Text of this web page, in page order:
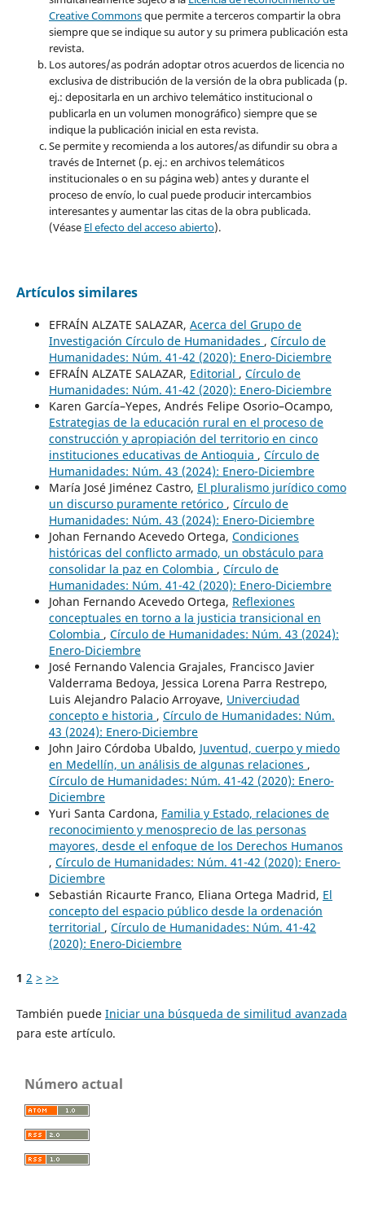
Creative Commonsque permite a terceros compartir la obra
siempre que se indique su autor y su primera publicación esta
revista.
Los autores/as podrán adoptar otros acuerdos de licencia no
exclusiva de distribución de la versión de la obra publicada (p.
ej.: depositarla en un archivo telemático institucional o
publicarla en un volumen monográfico) siempre que se
indique la publicación inicial en esta revista.
Se permite y recomienda a los autores/as difundir su obra a
través de Internet (p. ej.: en archivos telemáticos
institucionales o en su página web) antes y durante el
proceso de envío, lo cual puede producir intercambios
interesantes y aumentar las citas de la obra publicada.
(Véase El efecto del acceso abierto).
Artículos similares
EFRAÍN ALZATE SALAZAR, Acerca del Grupo de
Investigación Círculo de Humanidades , Círculo de
Humanidades: Núm. 41-42 (2020): Enero-Diciembre
EFRAÍN ALZATE SALAZAR, Editorial , Círculo de
Humanidades: Núm. 41-42 (2020): Enero-Diciembre
Karen García–Yepes, Andrés Felipe Osorio–Ocampo,
Estrategias de la educación rural en el proceso de
construcción y apropiación del territorio en cinco
instituciones educativas de Antioquia , Círculo de
Humanidades: Núm. 43 (2024): Enero-Diciembre
María José Jiménez Castro, El pluralismo jurídico como
un discurso puramente retórico , Círculo de
Humanidades: Núm. 43 (2024): Enero-Diciembre
Johan Fernando Acevedo Ortega, Condiciones
históricas del conflicto armado, un obstáculo para
consolidar la paz en Colombia , Círculo de
Humanidades: Núm. 41-42 (2020): Enero-Diciembre
Johan Fernando Acevedo Ortega, Reflexiones
conceptuales en torno a la justicia transicional en
Colombia , Círculo de Humanidades: Núm. 43 (2024):
Enero-Diciembre
José Fernando Valencia Grajales, Francisco Javier
Valderrama Bedoya, Jessica Lorena Parra Restrepo,
Luis Alejandro Palacio Arroyave, Univerciudad
concepto e historia , Círculo de Humanidades: Núm.
43 (2024): Enero-Diciembre
John Jairo Córdoba Ubaldo, Juventud, cuerpo y miedo
en Medellín, un análisis de algunas relaciones ,
Círculo de Humanidades: Núm. 41-42 (2020): Enero-
Diciembre
Yuri Santa Cardona, Familia y Estado, relaciones de
reconocimiento y menosprecio de las personas
mayores, desde el enfoque de los Derechos Humanos
, Círculo de Humanidades: Núm. 41-42 (2020): Enero-
Diciembre
Sebastián Ricaurte Franco, Eliana Ortega Madrid, El
concepto del espacio público desde la ordenación
territorial , Círculo de Humanidades: Núm. 41-42
(2020): Enero-Diciembre
1 2 > >>
También puede Iniciar una búsqueda de similitud avanzada
para este artículo.
Número actual